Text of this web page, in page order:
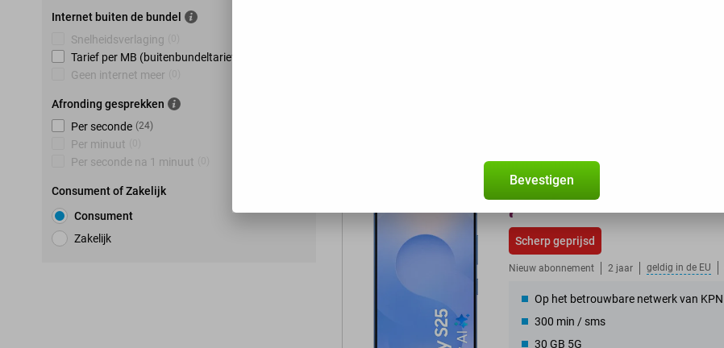
Internet buiten de bundel
Snelheidsverlaging
Tarief per MB (buitenbundeltarief)
Geen internet meer
Afronding gesprekken
Per seconde (24)
Per minuut
Per seconde na 1 minuut
Consument of Zakelijk
Consument
Zakelijk
Youfone-abonnement met 300 min / sms + 30 GB 5G
Scherp geprijsd
Nieuw abonnement 2 jaar geldig in de EU
Op het betrouwbare netwerk van KPN
300 min / sms
30 GB 5G
Bevestigen